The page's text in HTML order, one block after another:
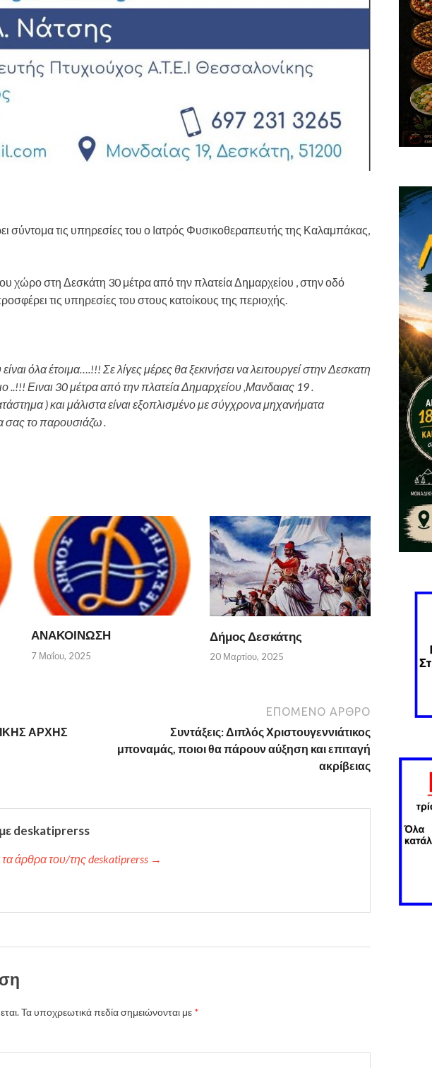
σύντομα τις υπηρεσίες του ο Ιατρός Φυσικοθεραπευτής της Καλαμπάκας,
χώρο στη Δεσκάτη 30 μέτρα από την πλατεία Δημαρχείου , στην οδό
τις υπηρεσίες του στους κατοίκους της περιοχής.
όλα έτοιμα….!!! Σε λίγες μέρες θα ξεκινήσει να λειτουργεί στην Δεσκατη
..!!! Ειναι 30 μέτρα από την πλατεία Δημαρχείου ,Μανδαιας 19 .
) και μάλιστα είναι εξοπλισμένο με σύγχρονα μηχανήματα
σας το παρουσιάζω .
ΑΝΑΚΟΙΝΩΣΗ
7 Μαΐου, 2025
Δήμος Δεσκάτης
20 Μαρτίου, 2025
ΑΡΧΗΣ
ΕΠΌΜΕΝΟ ΆΡΘΡΟ
Συντάξεις: Διπλός Χριστουγεννιάτικος
μποναμάς, ποιοι θα πάρουν αύξηση και επιταγή
ακρίβειας
με deskatiprerss
τα άρθρα του/της deskatiprerss →
Τα υποχρεωτικά πεδία σημειώνονται με *